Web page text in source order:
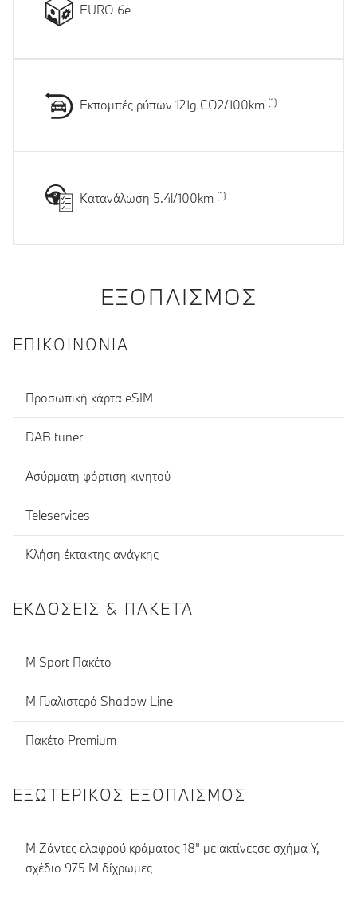
EURO 6e
Εκπομπές ρύπων 121g CO2/100km
Κατανάλωση 5.4l/100km
ΕΞΟΠΛΙΣΜΌΣ
ΕΠΙΚΟΙΝΩΝΊΑ
Προσωπική κάρτα eSIM
DAB tuner
Ασύρματη φόρτιση κινητού
Teleservices
Κλήση έκτακτης ανάγκης
ΕΚΔΌΣΕΙΣ & ΠΑΚΈΤΑ
M Sport Πακέτο
M Γυαλιστερό Shadow Line
Πακέτο Premium
ΕΞΩΤΕΡΙΚΌΣ ΕΞΟΠΛΙΣΜΌΣ
M Ζάντες ελαφρού κράματος 18" με ακτίνεςσε σχήμα Y,
σχέδιο 975 M δίχρωμες